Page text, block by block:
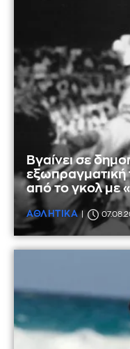
Βγαίνει σε
εξωπραγματική
από το γκολ με
ΑΘΛΗΤΙΚΑ